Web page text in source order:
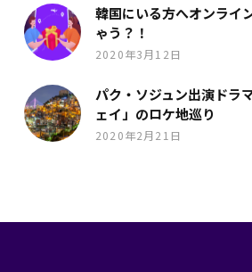
韓国にいる方へオンライ
ゃう？！
2020年3月12日
パク・ソジュン出演ドラ
ェイ」のロケ地巡り
2020年2月21日